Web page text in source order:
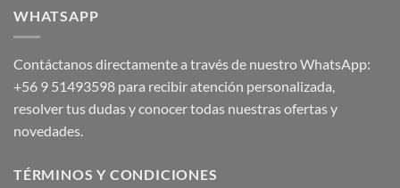
WHATSAPP
Contáctanos directamente a través de nuestro WhatsApp:
+56 9 51493598 para recibir atención personalizada,
resolver tus dudas y conocer todas nuestras ofertas y
novedades.
TÉRMINOS Y CONDICIONES